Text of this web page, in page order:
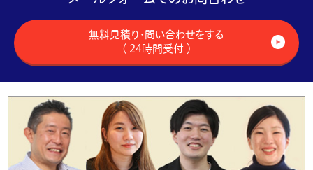
無料見積り・問い合わせをする
（ 24時間受付 ）